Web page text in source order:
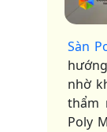
Sàn
nhờ
thẩm
Poly